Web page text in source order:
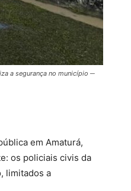
a segurança no município ─
em Amaturá,
os policiais civis da
limitados a